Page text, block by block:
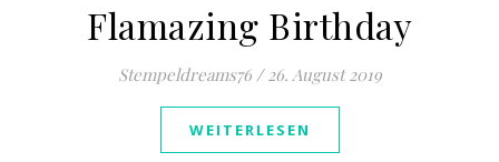
Flamazing Birthday
Stempeldreams76 / 26. August 2019
WEITERLESEN